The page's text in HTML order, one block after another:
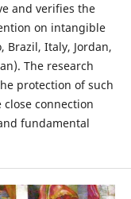
and verifies the
on intangible
Brazil, Italy, Jordan,
The research
protection of such
connection
fundamental